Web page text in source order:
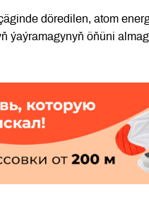
döredilen, atom
ýaýramagynyň öňüni